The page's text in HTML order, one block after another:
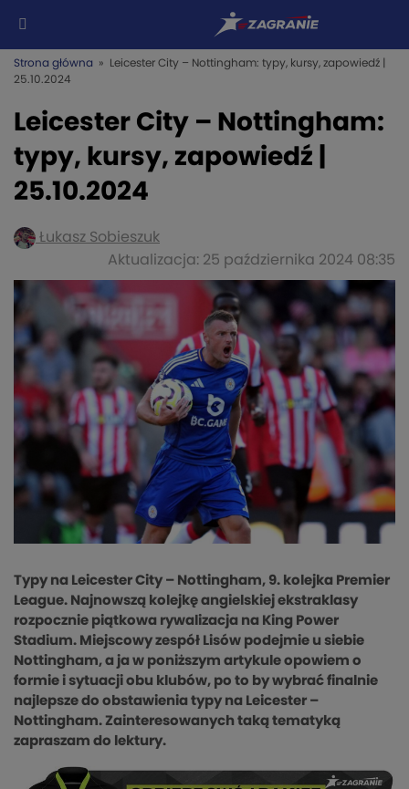
Strona główna » Leicester City – Nottingham: typy, kursy, zapowiedź |
25.10.2024
Leicester City – Nottingham:
typy, kursy, zapowiedź |
25.10.2024
Łukasz Sobieszuk
Aktualizacja: 25 października 2024 08:35
Typy na Leicester City – Nottingham, 9. kolejka Premier
League. Najnowszą kolejkę angielskiej ekstraklasy
rozpocznie piątkowa rywalizacja na King Power
Stadium. Miejscowy zespół Lisów podejmie u siebie
Nottingham, a ja w poniższym artykule opowiem o
formie i sytuacji obu klubów, po to by wybrać finalnie
najlepsze do obstawienia typy na Leicester –
Nottingham. Zainteresowanych taką tematyką
zapraszam do lektury.